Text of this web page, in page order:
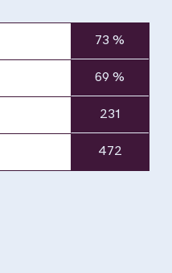
73 %
69 %
231
472